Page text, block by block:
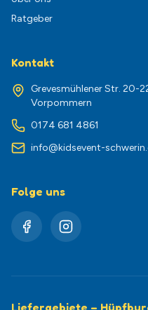
Ratgeber
Kontakt
Grevesmühlener Str. 20-
Vorpommern
0174 681 4861
info@kidsevent-
Folge uns
Liefergebiete –